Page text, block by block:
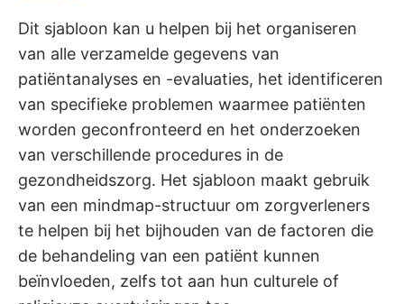
Dit sjabloon kan u helpen bij het organiseren
van alle verzamelde gegevens van
patiëntanalyses en -evaluaties, het identificeren
van specifieke problemen waarmee patiënten
worden geconfronteerd en het onderzoeken
van verschillende procedures in de
gezondheidszorg. Het sjabloon maakt gebruik
van een mindmap-structuur om zorgverleners
te helpen bij het bijhouden van de factoren die
de behandeling van een patiënt kunnen
beïnvloeden, zelfs tot aan hun culturele of